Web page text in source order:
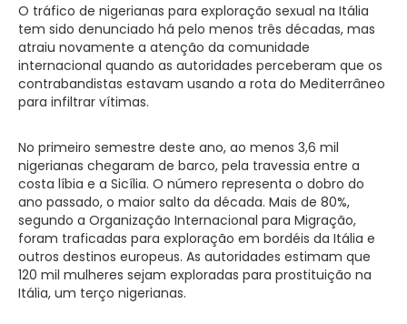
O tráfico de nigerianas para exploração sexual na Itália
tem sido denunciado há pelo menos três décadas, mas
atraiu novamente a atenção da comunidade
internacional quando as autoridades perceberam que os
contrabandistas estavam usando a rota do Mediterrâneo
para infiltrar vítimas.
No primeiro semestre deste ano, ao menos 3,6 mil
nigerianas chegaram de barco, pela travessia entre a
costa líbia e a Sicília. O número representa o dobro do
ano passado, o maior salto da década. Mais de 80%,
segundo a Organização Internacional para Migração,
foram traficadas para exploração em bordéis da Itália e
outros destinos europeus. As autoridades estimam que
120 mil mulheres sejam exploradas para prostituição na
Itália, um terço nigerianas.